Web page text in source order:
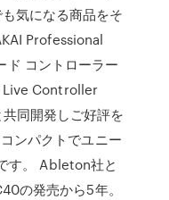
気になる商品をそ
Professional
ド コントローラー
Live Controller
同開発しご好評を
ンパクトでユニー
す。 Ableton社と
の発売から5年。